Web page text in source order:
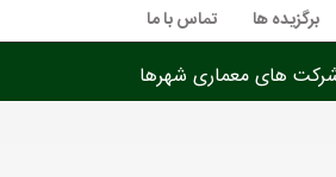
برگزیده ها تماس با ما
های معماری شهرها